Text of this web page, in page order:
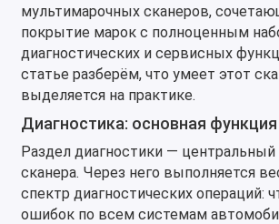
мультимарочных сканеров,
покрытие марок с полноценным
диагностических и сервисных
статье разберём, что умеет этот
выделяется на практике.
Диагностика: основная функция
Раздел диагностики —
сканера. Через него выполняется
спектр диагностических операций:
ошибок по всем системам